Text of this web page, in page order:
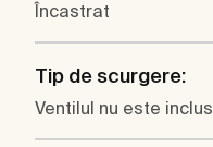
Încastrat
Tip de scurgere:
Ventilul nu este inclus